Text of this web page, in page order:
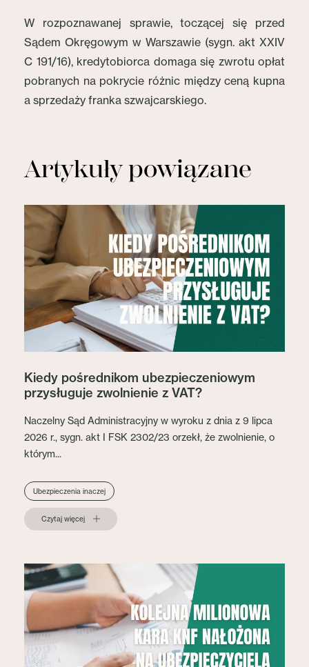
W rozpoznawanej sprawie, toczącej się przed
Sądem Okręgowym w Warszawie (sygn. akt XXIV
C 191/16), kredytobiorca domaga się zwrotu opłat
pobranych na pokrycie różnic między ceną kupna
a sprzedaży franka szwajcarskiego.
Artykuły powiązane
Kiedy pośrednikom ubezpieczeniowym
przysługuje zwolnienie z VAT?
Naczelny Sąd Administracyjny w wyroku z dnia z 9 lipca
2026 r., sygn. akt I FSK 2302/23 orzekł, że zwolnienie, o
którym...
Ubezpieczenia inaczej
Czytaj więcej